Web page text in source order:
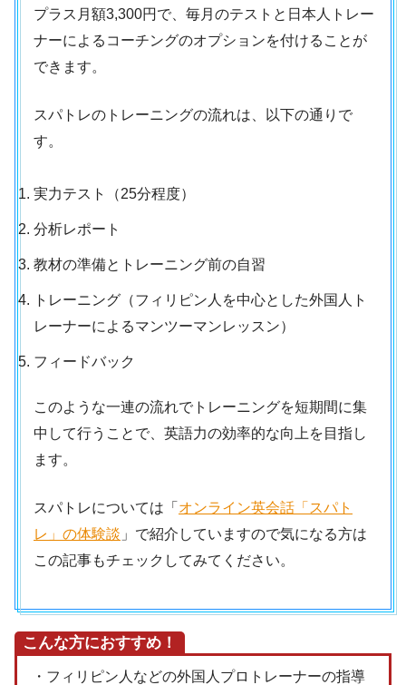
プラス月額3,300円で、毎月のテストと日本人トレー
ナーによるコーチングのオプションを付けることが
できます。
スパトレのトレーニングの流れは、以下の通りで
す。
実力テスト（25分程度）
分析レポート
教材の準備とトレーニング前の自習
トレーニング（フィリピン人を中心とした外国人ト
レーナーによるマンツーマンレッスン）
フィードバック
このような一連の流れでトレーニングを短期間に集
中して行うことで、英語力の効率的な向上を目指し
ます。
スパトレについては「 オンライン英会話「スパト
レ」の体験談 」で紹介していますので気になる方は
この記事もチェックしてみてください。
こんな方におすすめ！
・フィリピン人などの外国人プロトレーナーの指導